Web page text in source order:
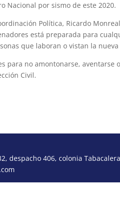
Nacional por sismo de este 2020.
Política, Ricardo
está preparada para
que laboran o vistan la nueva
para no amontonarse,
Civil.
despacho 406, colonia